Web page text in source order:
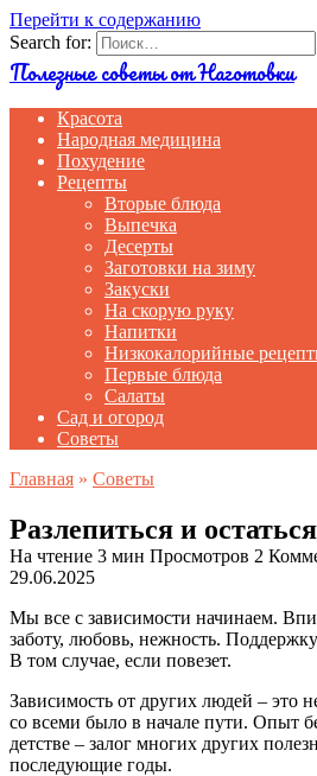
Перейти к содержанию
Search for:
Полезные советы от Наготовки
Красота
Народная медицина
Похудение
Рецепты
Вторые блюда
Выпечка
Десерты
Заготовки на зиму
Закуски
На скорую руку
Напитки
Низкокалорийные
Первые блюда
Салаты
Сад и огород
Советы
Главная » Советы
Разлепиться и
На чтение 3 мин Просмотров 2
29.06.2025
Мы все с зависимости начинаем.
заботу, любовь, нежность.
В том случае, если повезет.
Зависимость от других людей – это
со всеми было в начале пути. Опыт
детстве – залог многих других
последующие годы.